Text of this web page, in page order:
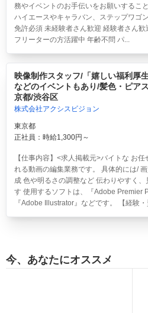
務やイベントのお手伝いをお願いするこ
ハイエースやキャラバン、ステップワゴ
免許必須 未経験者さん歓迎 経験者さん
フリーターの方活躍中 年齢不問 パ...
映像制作スタッフ/「嬉しい福利厚
などのイベントもあり/髪色・ピア
京都/渋谷区
株式会社アクシスビジョン
東京都
正社員：時給1,300円～
【仕事内容】<求人掲載元>バイトな お
れる動画の編集業務です。 具体的には/
成 色や明るさの調整など 伝わりやすく
す 使用するソフトは、『Adobe Premier
『Adobe Illustrator』などです。 【経験
今、あなたにオススメ